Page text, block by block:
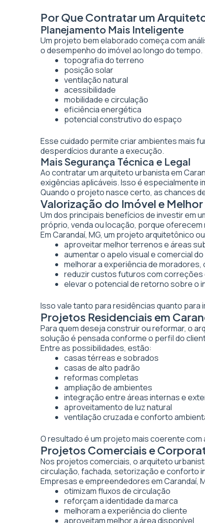
Por Que Contratar um
Planejamento Mais Inteligente
Um projeto bem elaborado começa com
o desempenho do imóvel ao longo do tempo.
topografia do terreno
posição solar
ventilação natural
acessibilidade
mobilidade e circulação
eficiência energética
potencial construtivo do espaço
Esse cuidado permite criar ambientes mais
desperdícios durante a execução.
Mais Segurança Técnica e Legal
Ao contratar um arquiteto urbanista em
exigências aplicáveis. Isso é especialmente
Quando o projeto nasce certo, as chances
Valorização do Imóvel e
Um dos principais benefícios de investir em
próprio, venda ou locação, porque
Em Carandaí, MG, um projeto arquitetônico
aproveitar melhor terrenos e áreas
aumentar o apelo visual e comercial do
melhorar a experiência de moradores,
reduzir custos futuros com correções
elevar o potencial de retorno sobre o
Isso vale tanto para residências quanto
Projetos Residenciais em
Para quem deseja construir ou reformar, o
solução é pensada conforme o perfil do
Entre as possibilidades, estão:
casas térreas e sobrados
casas de alto padrão
reformas completas
ampliação de ambientes
integração entre áreas internas e
aproveitamento de luz natural
ventilação cruzada e conforto
O resultado é um projeto mais coerente com
Projetos Comerciais e
Nos projetos comerciais, o arquiteto
circulação, fachada, setorização e conforto
Empresas e empreendedores em Carandaí,
otimizam fluxos de circulação
reforçam a identidade da marca
melhoram a experiência do cliente
aproveitam melhor a área disponível